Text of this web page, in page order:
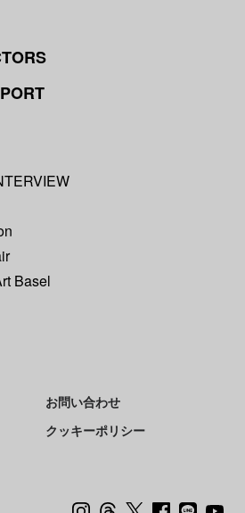
Basel
お問い合わせ
クッキーポリシー